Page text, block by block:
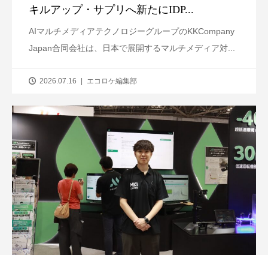
キルアップ・サプリへ新たにIDP...
AIマルチメディアテクノロジーグループのKKCompany
Japan合同会社は、日本で展開するマルチメディア対...
2026.07.16 エコロケ編集部